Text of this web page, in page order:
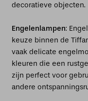
decoratieve objecten.
Engelenlampen:
keuze binnen de
vaak delicate
kleuren die een
zijn perfect voor
andere